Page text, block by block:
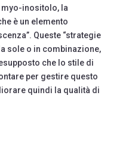
inositolo, la
è un elemento
Queste “strategie
sole o in combinazione,
che lo stile di
per gestire questo
quindi la qualità di